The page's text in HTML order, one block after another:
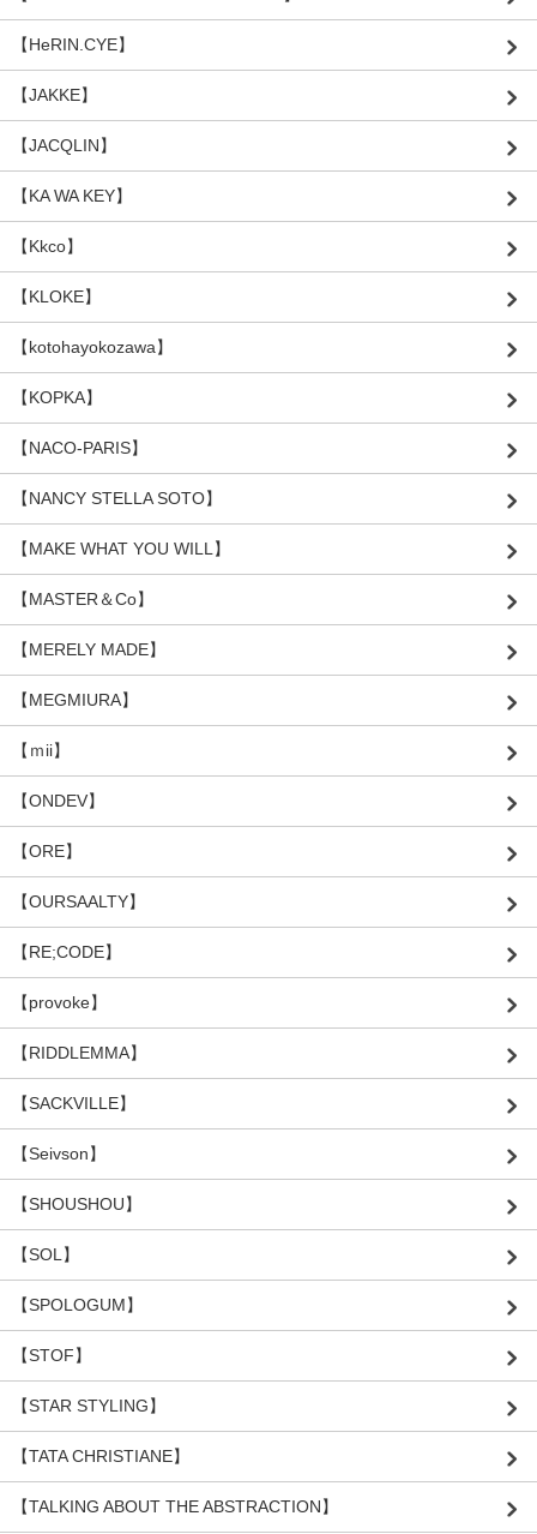
【HeRIN.CYE】
【JAKKE】
【JACQLIN】
【KA WA KEY】
【Kkco】
【KLOKE】
【kotohayokozawa】
【KOPKA】
【NACO-PARIS】
【NANCY STELLA SOTO】
【MAKE WHAT YOU WILL】
【MASTER＆Co】
【MERELY MADE】
【MEGMIURA】
【ｍii】
【ONDEV】
【ORE】
【OURSAALTY】
【RE;CODE】
【provoke】
【RIDDLEMMA】
【SACKVILLE】
【Seivson】
【SHOUSHOU】
【SOL】
【SPOLOGUM】
【STOF】
【STAR STYLING】
【TATA CHRISTIANE】
【TALKING ABOUT THE ABSTRACTION】